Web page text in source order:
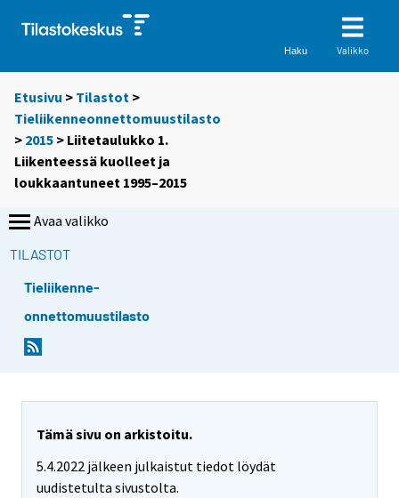
Haku Valikko
Etusivu > Tilastot >
Tieliikenneonnettomuustilasto
> 2015 > Liitetaulukko 1.
Liikenteessä kuolleet ja
loukkaantuneet 1995–2015
Avaa valikko
TILASTOT
Tieliikenne-
onnettomuustilasto
Tämä sivu on arkistoitu.
5.4.2022 jälkeen julkaistut tiedot löydät
uudistetulta sivustolta.